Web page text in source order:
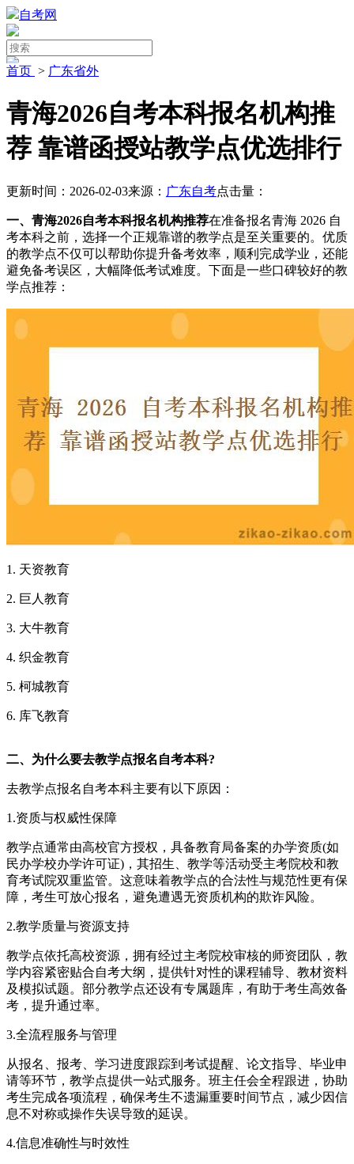
自考网
首页 > 广东省外
青海2026自考本科报名机构推
荐 靠谱函授站教学点优选排行
更新时间：2026-02-03来源： 广东自考点击量：
一、青海2026自考本科报名机构推荐在准备报名青海 2026 自
考本科之前，选择一个正规靠谱的教学点是至关重要的。优质
的教学点不仅可以帮助你提升备考效率，顺利完成学业，还能
避免备考误区，大幅降低考试难度。下面是一些口碑较好的教
学点推荐：
1. 天资教育
2. 巨人教育
3. 大牛教育
4. 织金教育
5. 柯城教育
6. 库飞教育
二、为什么要去教学点报名自考本科?
去教学点报名自考本科主要有以下原因：
1.资质与权威性保障
教学点通常由高校官方授权，具备教育局备案的办学资质(如
民办学校办学许可证)，其招生、教学等活动受主考院校和教
育考试院双重监管。这意味着教学点的合法性与规范性更有保
障，考生可放心报名，避免遭遇无资质机构的欺诈风险。
2.教学质量与资源支持
教学点依托高校资源，拥有经过主考院校审核的师资团队，教
学内容紧密贴合自考大纲，提供针对性的课程辅导、教材资料
及模拟试题。部分教学点还设有专属题库，有助于考生高效备
考，提升通过率。
3.全流程服务与管理
从报名、报考、学习进度跟踪到考试提醒、论文指导、毕业申
请等环节，教学点提供一站式服务。班主任会全程跟进，协助
考生完成各项流程，确保考生不遗漏重要时间节点，减少因信
息不对称或操作失误导致的延误。
4.信息准确性与时效性